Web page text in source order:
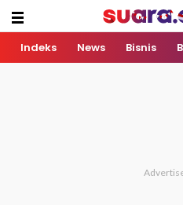
Indeks News Bisnis